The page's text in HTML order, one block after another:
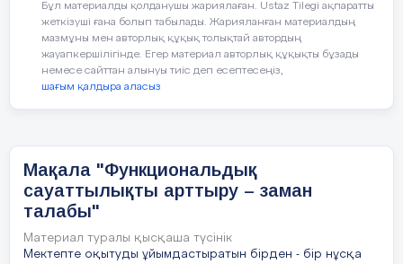
Бұл материалды қолданушы жариялаған. Ustaz Tilegi ақпаратты
жеткізуші ғана болып табылады. Жарияланған материалдың
мазмұны мен авторлық құқық толықтай автордың
жауапкершілігінде. Егер материал авторлық құқықты бұзады
немесе сайттан алынуы тиіс деп есептесеңіз,
шағым қалдыра аласыз
Мақала "Функциональдық
сауаттылықты арттыру – заман
талабы"
Материал туралы қысқаша түсінік
Мектепте оқытуды ұйымдастыратын бірден - бір нұсқа